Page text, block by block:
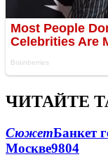
ЧИТАЙТЕ
СюжетБанкет
Москве9804